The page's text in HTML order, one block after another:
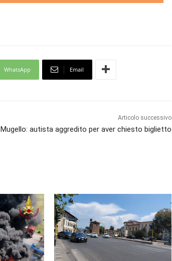
WhatsApp Email
Articolo successivo
Mugello: autista aggredito per aver chiesto biglietto